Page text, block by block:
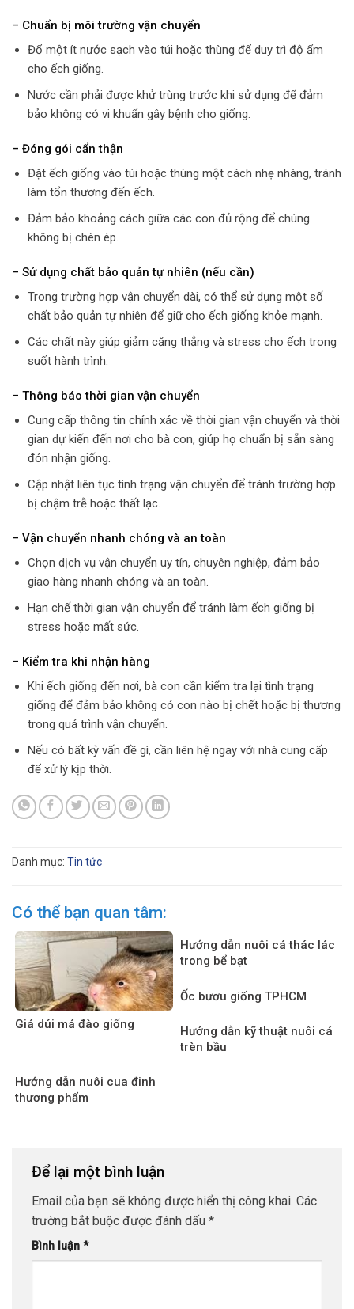
– Chuẩn bị môi trường vận chuyển
Đổ một ít nước sạch vào túi hoặc thùng để duy trì độ ẩm
cho ếch giống.
Nước cần phải được khử trùng trước khi sử dụng để đảm
bảo không có vi khuẩn gây bệnh cho giống.
– Đóng gói cẩn thận
Đặt ếch giống vào túi hoặc thùng một cách nhẹ nhàng, tránh
làm tổn thương đến ếch.
Đảm bảo khoảng cách giữa các con đủ rộng để chúng
không bị chèn ép.
– Sử dụng chất bảo quản tự nhiên (nếu cần)
Trong trường hợp vận chuyển dài, có thể sử dụng một số
chất bảo quản tự nhiên để giữ cho ếch giống khỏe mạnh.
Các chất này giúp giảm căng thẳng và stress cho ếch trong
suốt hành trình.
– Thông báo thời gian vận chuyển
Cung cấp thông tin chính xác về thời gian vận chuyển và thời
gian dự kiến đến nơi cho bà con, giúp họ chuẩn bị sẵn sàng
đón nhận giống.
Cập nhật liên tục tình trạng vận chuyển để tránh trường hợp
bị chậm trễ hoặc thất lạc.
– Vận chuyển nhanh chóng và an toàn
Chọn dịch vụ vận chuyển uy tín, chuyên nghiệp, đảm bảo
giao hàng nhanh chóng và an toàn.
Hạn chế thời gian vận chuyển để tránh làm ếch giống bị
stress hoặc mất sức.
– Kiểm tra khi nhận hàng
Khi ếch giống đến nơi, bà con cần kiểm tra lại tình trạng
giống để đảm bảo không có con nào bị chết hoặc bị thương
trong quá trình vận chuyển.
Nếu có bất kỳ vấn đề gì, cần liên hệ ngay với nhà cung cấp
để xử lý kịp thời.
Danh mục: Tin tức
Có thể bạn quan tâm:
Giá dúi má đào giống
Hướng dẫn nuôi cá thác lác
trong bể bạt
Ốc bươu giống TPHCM
Hướng dẫn kỹ thuật nuôi cá
trèn bầu
Hướng dẫn nuôi cua đinh
thương phẩm
Để lại một bình luận
Email của bạn sẽ không được hiển thị công khai. Các
trường bắt buộc được đánh dấu *
Bình luận *